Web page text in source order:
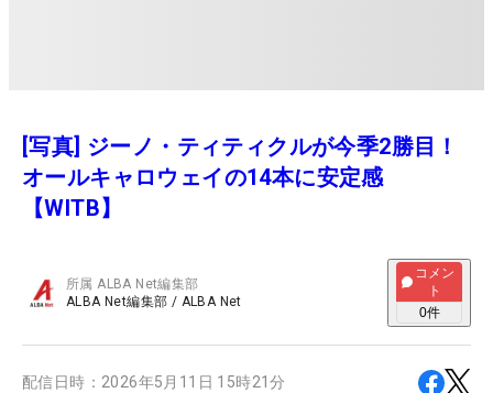
[写真] ジーノ・ティティクルが今季2勝目！
オールキャロウェイの14本に安定感
【WITB】
所属ALBA Net編集部
ALBA Net編集部 / ALBA Net
コメン
ト
0件
配信日時： 2026年5月11日 15時21分